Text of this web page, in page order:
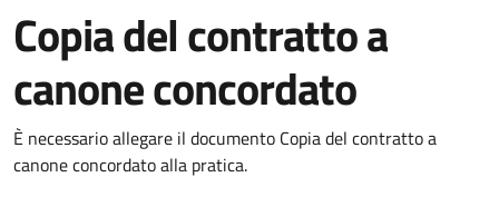
Copia del contratto a
canone concordato
È necessario allegare il documento Copia del contratto a
canone concordato alla pratica.